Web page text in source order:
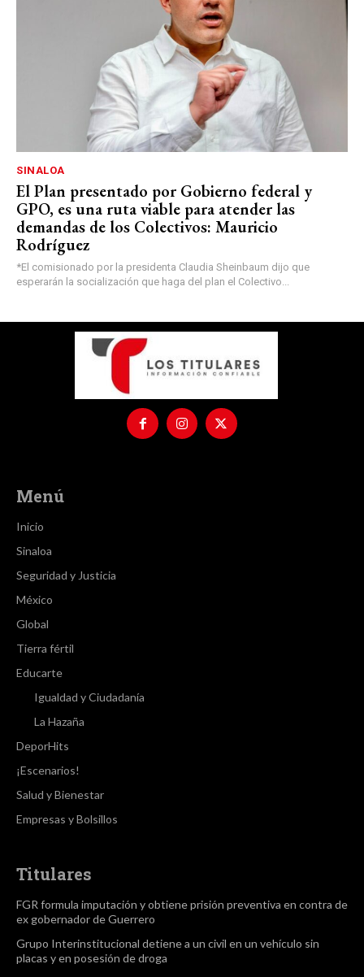
SINALOA
El Plan presentado por Gobierno federal y
GPO, es una ruta viable para atender las
demandas de los Colectivos: Mauricio
Rodríguez
*El comisionado por la presidenta Claudia Sheinbaum dijo que
esperarán la socialización que haga del plan el Colectivo...
Menú
Inicio
Sinaloa
Seguridad y Justicia
México
Global
Tierra fértil
Educarte
Igualdad y Ciudadanía
La Hazaña
DeporHits
¡Escenarios!
Salud y Bienestar
Empresas y Bolsillos
Titulares
FGR formula imputación y obtiene prisión preventiva en contra de
ex gobernador de Guerrero
Grupo Interinstitucional detiene a un civil en un vehículo sin
placas y en posesión de droga